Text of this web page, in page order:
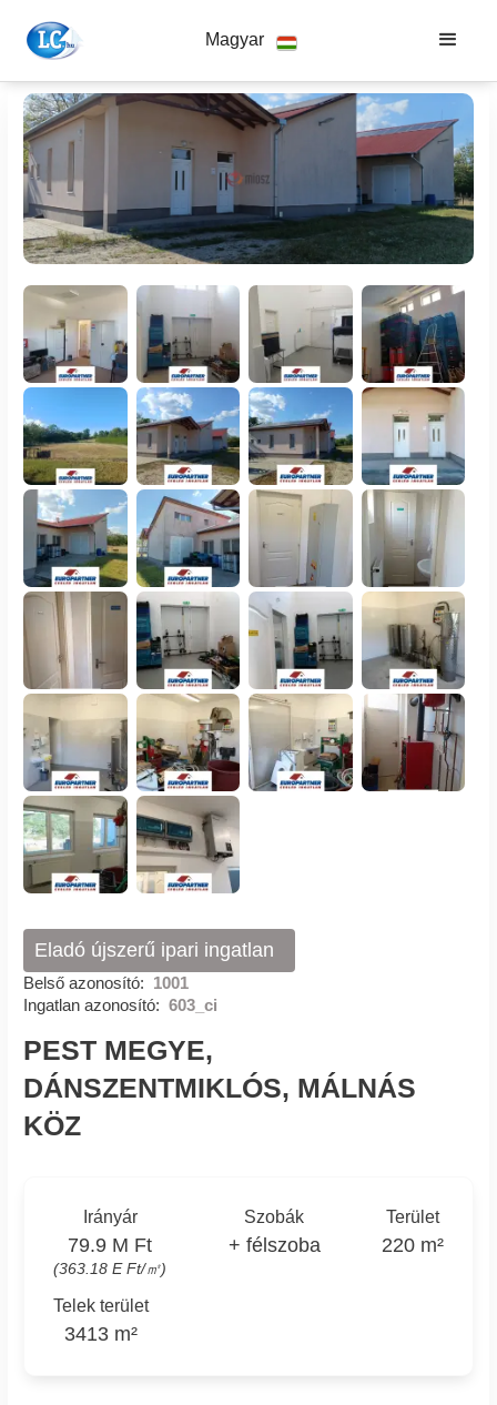
Magyar
Eladó újszerű ipari ingatlan
Belső azonosító: 1001
Ingatlan azonosító: 603_ci
PEST MEGYE,
DÁNSZENTMIKLÓS, MÁLNÁS
KÖZ
Irányár
79.9 M Ft
(363.18 E Ft/㎡)
Szobák
+ félszoba
Terület
220 m²
Telek terület
3413 m²